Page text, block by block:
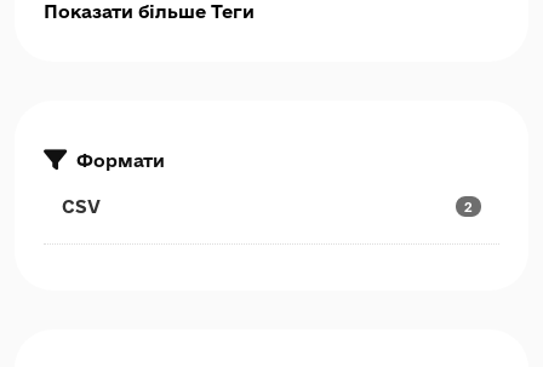
Показати більше Теги
Формати
CSV 2